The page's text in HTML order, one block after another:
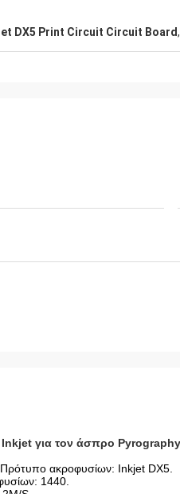
DX5 Print Circuit Circuit Board,
για τον άσπρο
Πρότυπο ακροφυσίων: Inkjet DX5.
1440.